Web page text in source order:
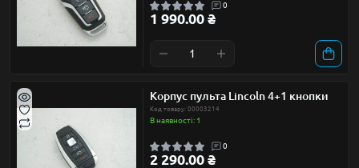
0
1 990.00 ₴
Корпус пульта Lincoln 4+1 кнопки
Код товару: 00003214
В наявності: 1
0
2 290.00 ₴